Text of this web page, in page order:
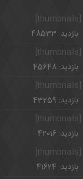
بازدید: 48533
[thumbnails]
بازدید: 45648
بازدید: 43259
بازدید: 42016
بازدید: 41624